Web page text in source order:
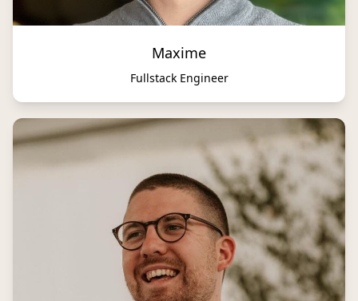
Maxime
Fullstack Engineer